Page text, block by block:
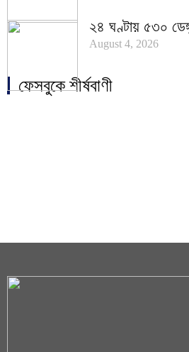
২৪ ঘণ্টায় ৫৩০
August 4, 2026
ফেসবুকে শীর্ষবাণী